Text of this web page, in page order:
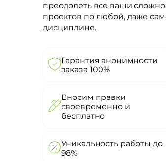
преодолеть все ваши
проектов по любой, даже
дисциплине.
Гарантия анонимности
заказа 100%
Вносим правки
своевременно и
бесплатно
Уникальность работы до
98%